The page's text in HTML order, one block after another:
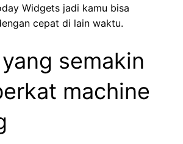
Widgets jadi kamu bisa
cepat di lain waktu.
semakin
machine